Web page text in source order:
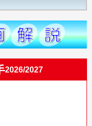
2026/2027